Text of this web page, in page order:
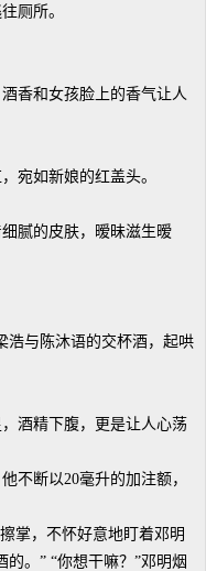
厕所。
香和女孩脸上的香气让人
如新娘的红盖头。
腻的皮肤，暧昧滋生暧
与陈沐语的交杯酒，起哄
酒精下腹，更是让人心荡
断以20毫升的加注额，
掌，不怀好意地盯着邓明
。” “你想干嘛？”邓明烟